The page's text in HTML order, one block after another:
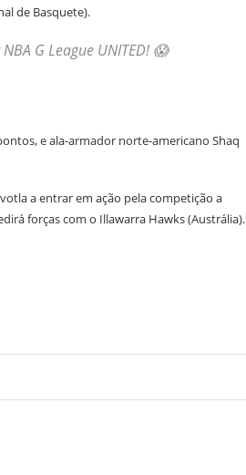
de Basquete).
G League UNITED! 😱
e ala-armador norte-americano Shaq
a entrar em ação pela competição a
forças com o Illawarra Hawks (Austrália).